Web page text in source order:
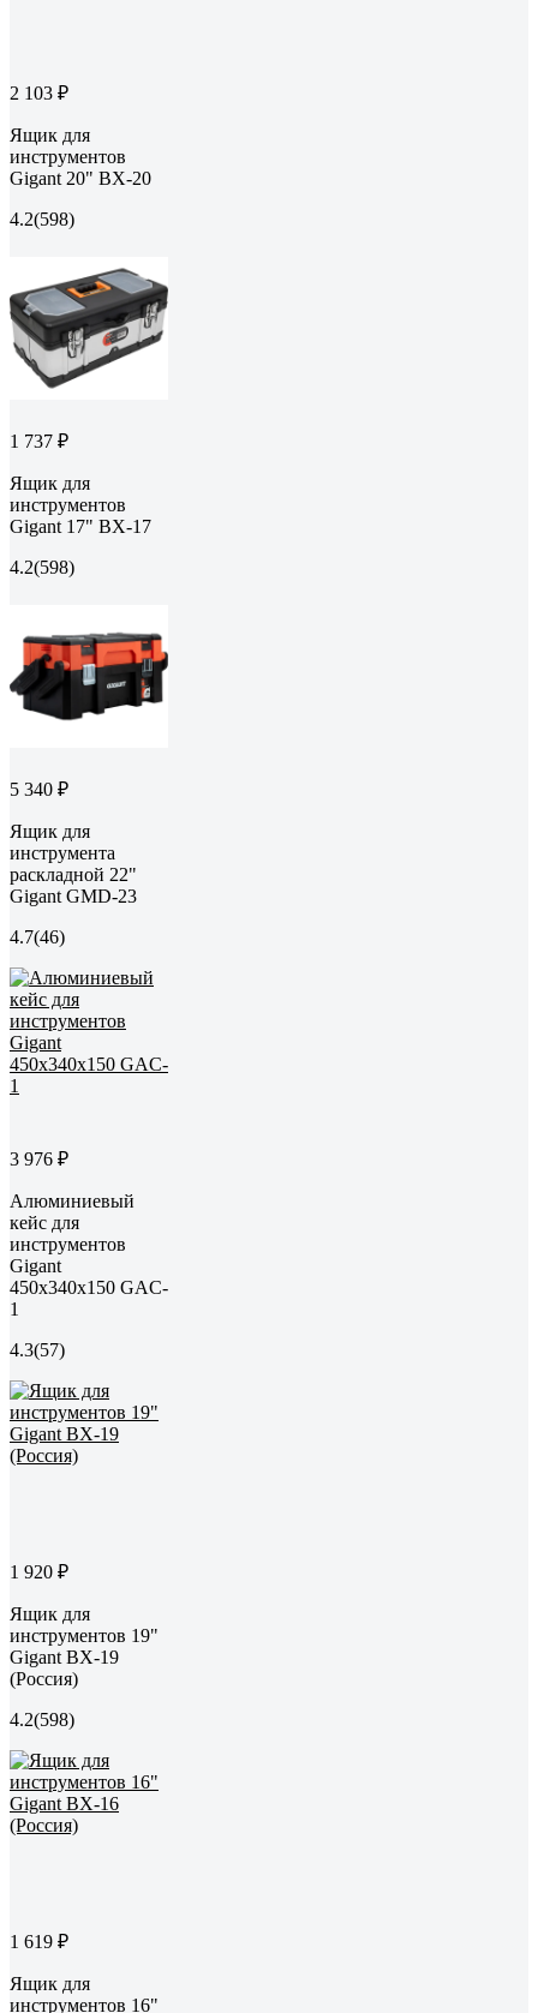
2 103 ₽
Ящик для
инструментов
Gigant 20" BX-20
4.2(598)
1 737 ₽
Ящик для
инструментов
Gigant 17" BX-17
4.2(598)
5 340 ₽
Ящик для
инструмента
раскладной 22"
Gigant GMD-23
4.7(46)
3 976 ₽
Алюминиевый
кейс для
инструментов
Gigant
450х340х150 GAC-
1
4.3(57)
1 920 ₽
Ящик для
инструментов 19"
Gigant BX-19
(Россия)
4.2(598)
1 619 ₽
Ящик для
инструментов 16"